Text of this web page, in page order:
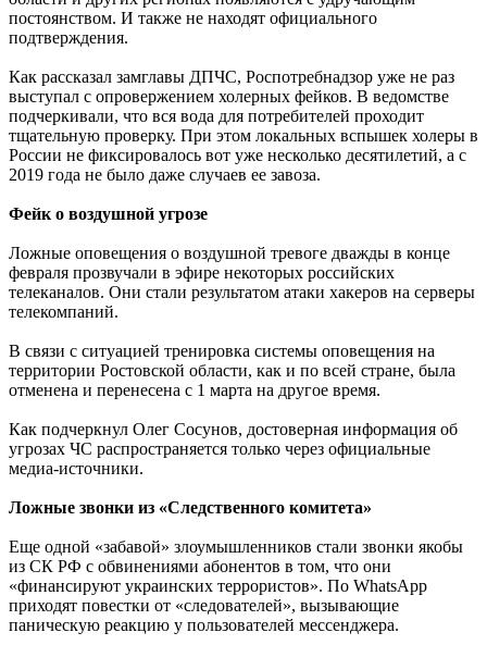
постоянством. И также не находят официального
подтверждения.
Как рассказал замглавы ДПЧС, Роспотребнадзор уже не раз
выступал с опровержением холерных фейков. В ведомстве
подчеркивали, что вся вода для потребителей проходит
тщательную проверку. При этом локальных вспышек холеры в
России не фиксировалось вот уже несколько десятилетий, а с
2019 года не было даже случаев ее завоза.
Фейк о воздушной угрозе
Ложные оповещения о воздушной тревоге дважды в конце
февраля прозвучали в эфире некоторых российских
телеканалов. Они стали результатом атаки хакеров на серверы
телекомпаний.
В связи с ситуацией тренировка системы оповещения на
территории Ростовской области, как и по всей стране, была
отменена и перенесена с 1 марта на другое время.
Как подчеркнул Олег Сосунов, достоверная информация об
угрозах ЧС распространяется только через официальные
медиа-источники.
Ложные звонки из «Следственного комитета»
Еще одной «забавой» злоумышленников стали звонки якобы
из СК РФ с обвинениями абонентов в том, что они
«финансируют украинских террористов». По WhatsApp
приходят повестки от «следователей», вызывающие
паническую реакцию у пользователей мессенджера.